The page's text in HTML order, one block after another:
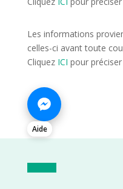
Les informations
celles-ci avant toute
Cliquez ICI pour
Aide